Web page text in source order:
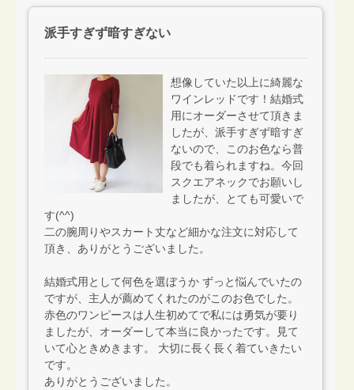
派手すぎず暗すぎない
想像していた以上に綺麗な
ワインレッドです！結婚式
用にオーダーさせて頂きま
したが、派手すぎず暗すぎ
ないので、このお色なら普
段でも着られますね。今回
スクエアネックでお願いし
ましたが、とても可愛いで
す(^^)
二の腕周りやスカート丈など細かな注文に対応して
頂き、ありがとうございました。
結婚式用として何色を選ぼうか ずっと悩んでいたの
ですが、主人が薦めてくれたのがこのお色でした。
赤色のワンピースは人生初めてで私には勇気が要り
ましたが、オーダーして本当に良かったです。見て
いて心ときめきます。 大切に長く長く着ていきたい
です。
ありがとうございました。